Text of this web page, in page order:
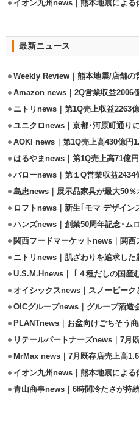
最新ニュース